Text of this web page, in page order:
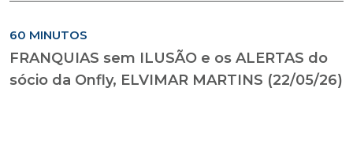
60 MINUTOS
FRANQUIAS sem ILUSÃO e os ALERTAS do
sócio da Onfly, ELVIMAR MARTINS (22/05/26)